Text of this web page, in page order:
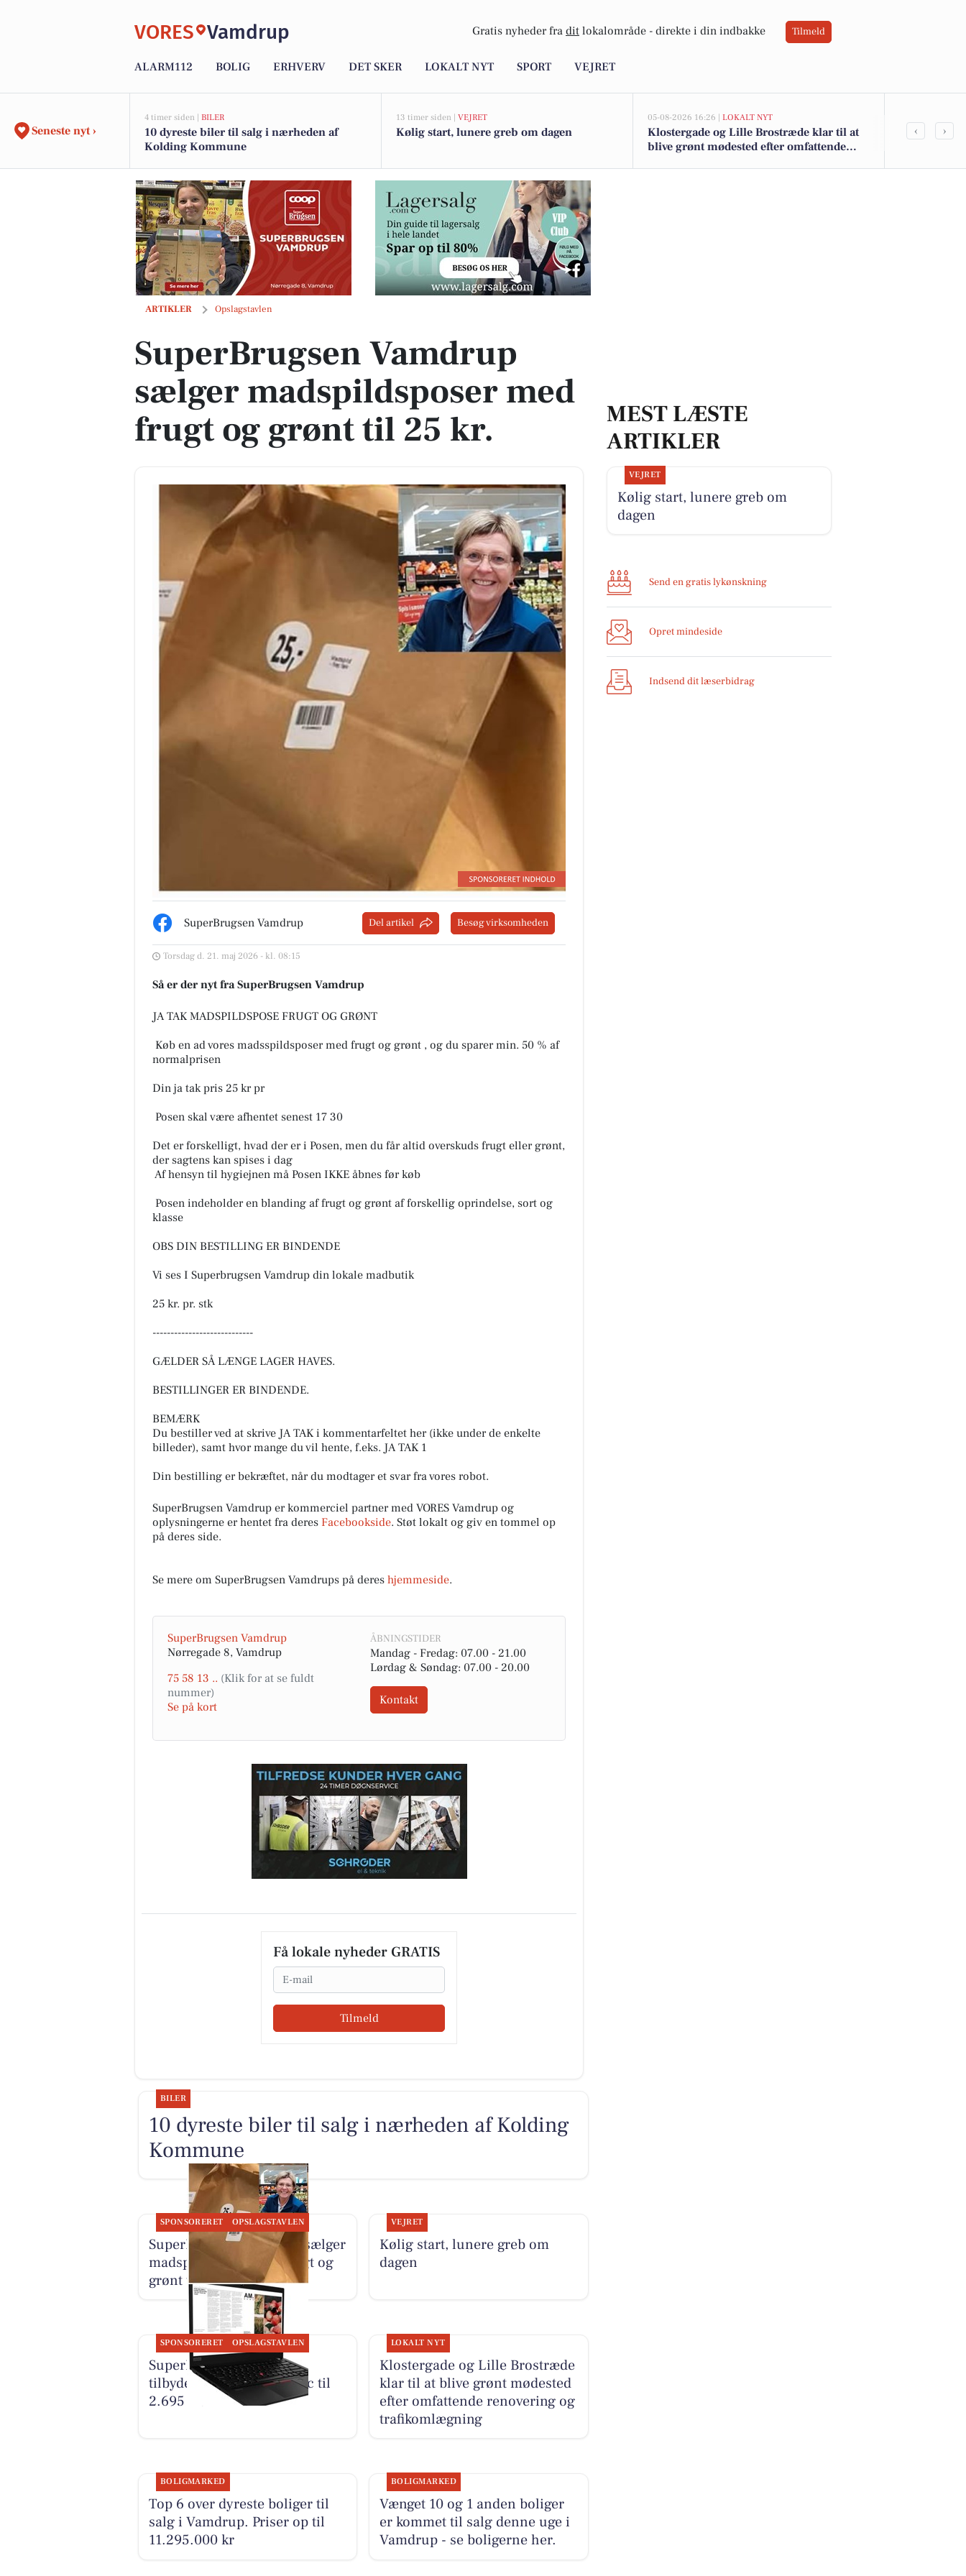
VORES Vamdrup Gratis nyheder fra dit lokalområde - direkte i din indbakke Tilmeld
ALARM112 BOLIG ERHVERV DET SKER LOKALT NYT SPORT VEJRET
Seneste nyt ›
4 timer siden | BILER
10 dyreste biler til salg i nærheden af
Kolding Kommune
13 timer siden | VEJRET
Kølig start, lunere greb om dagen
05-08-2026 16:26 | LOKALT NYT
Klostergade og Lille Brostræde klar til at
blive grønt mødested efter omfattende
Top 6 over
‹ ›
ARTIKLER Opslagstavlen
SuperBrugsen Vamdrup sælger madspildsposer med frugt og grønt til 25 kr.
SuperBrugsen Vamdrup
sælger madspildsposer med
frugt og grønt til 25 kr.
SuperBrugsen Vamdrup Del artikel Besøg virksomheden
Torsdag d. 21. maj 2026 - kl. 08:15
Så er der nyt fra SuperBrugsen Vamdrup
JA TAK MADSPILDSPOSE FRUGT OG GRØNT
️ Køb en ad vores madsspildsposer med frugt og grønt ️, og du sparer min. 50 % af
normalprisen
Din ja tak pris 25 kr pr
️️ Posen skal være afhentet senest 17 30 ️️
Det er forskelligt, hvad der er i Posen, men du får altid overskuds frugt eller grønt,
der sagtens kan spises i dag
️️ Af hensyn til hygiejnen må Posen IKKE åbnes før køb ️️
️️ Posen indeholder en blanding af frugt og grønt af forskellig oprindelse, sort og
klasse ️️
OBS️️ DIN BESTILLING ER BINDENDE ️️
Vi ses I Superbrugsen Vamdrup din lokale madbutik
25 kr. pr. stk
----------------------------
GÆLDER SÅ LÆNGE LAGER HAVES.
BESTILLINGER ER BINDENDE.
BEMÆRK
Du bestiller ved at skrive JA TAK i kommentarfeltet her (ikke under de enkelte
billeder), samt hvor mange du vil hente, f.eks. JA TAK 1
Din bestilling er bekræftet, når du modtager et svar fra vores robot.
SuperBrugsen Vamdrup er kommerciel partner med VORES Vamdrup og
oplysningerne er hentet fra deres Facebookside. Støt lokalt og giv en tommel op
på deres side.
Se mere om SuperBrugsen Vamdrups på deres hjemmeside.
SuperBrugsen Vamdrup
Nørregade 8, Vamdrup
75 58 13 ..
Se på kort
ÅBNINGSTIDER
Mandag - Fredag: 07.00 - 21.00
Lørdag & Søndag: 07.00 - 20.00
Kontakt
Få lokale nyheder GRATIS
Email
Tilmeld
MEST LÆSTE
ARTIKLER
VEJRET
Kølig start, lunere greb om
dagen
Send en gratis lykønskning
Opret mindeside
Indsend dit læserbidrag
BILER
10 dyreste biler til salg i nærheden af Kolding
Kommune
SPONSORERET OPSLAGSTAVLEN
SuperBrugsen Vamdrup sælger
madspildsposer med frugt og
grønt til 25 kr.
VEJRET
Kølig start, lunere greb om
dagen
SPONSORERET OPSLAGSTAVLEN
SuperBrugsen Vamdrup
tilbyder Lenovo bærbar pc til
2.695 kr.
LOKALT NYT
Klostergade og Lille Brostræde
klar til at blive grønt mødested
efter omfattende renovering og
trafikomlægning
BOLIGMARKED
Top 6 over dyreste boliger til
salg i Vamdrup. Priser op til
11.295.000 kr
BOLIGMARKED
Vænget 10 og 1 anden boliger
er kommet til salg denne uge i
Vamdrup - se boligerne her.